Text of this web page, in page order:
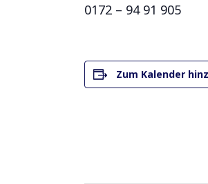
0172 – 94 91 905
Zum Kalender